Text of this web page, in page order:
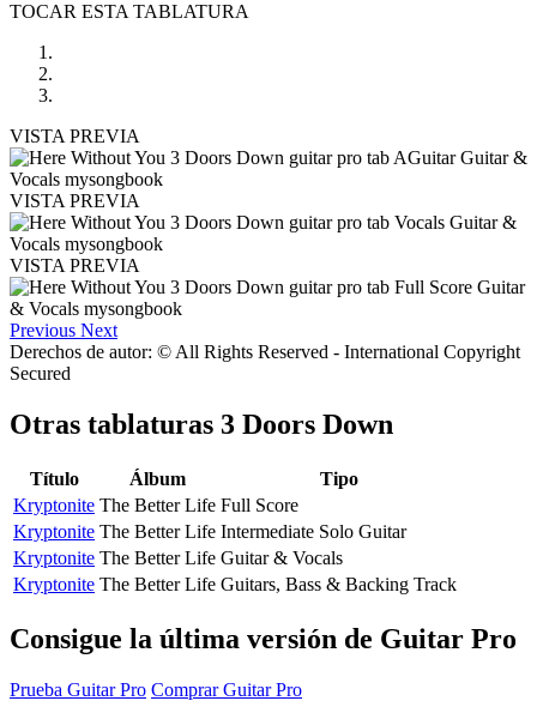
TOCAR ESTA TABLATURA
VISTA PREVIA
VISTA PREVIA
VISTA PREVIA
Previous Next
Derechos de autor: © All Rights Reserved - International Copyright
Secured
Otras tablaturas 3 Doors Down
Título Álbum
Tipo
Kryptonite The Better Life Full Score
Kryptonite The Better Life Intermediate Solo Guitar
Kryptonite The Better Life Guitar & Vocals
Kryptonite The Better Life Guitars, Bass & Backing Track
Consigue la última versión de Guitar Pro
Prueba Guitar Pro Comprar Guitar Pro